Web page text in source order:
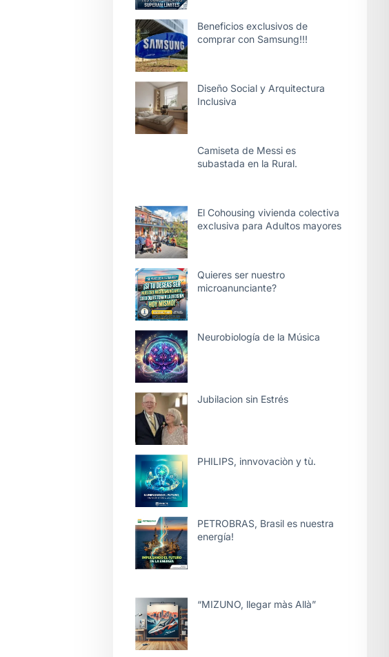
Beneficios exclusivos de
comprar con Samsung!!!
Diseño Social y Arquitectura
Inclusiva
Camiseta de Messi es
subastada en la Rural.
El Cohousing vivienda colectiva
exclusiva para Adultos mayores
Quieres ser nuestro
microanunciante?
Neurobiología de la Música
Jubilacion sin Estrés
PHILIPS, innvovaciòn y tù.
PETROBRAS, Brasil es nuestra
energía!
“MIZUNO, llegar màs Allà”